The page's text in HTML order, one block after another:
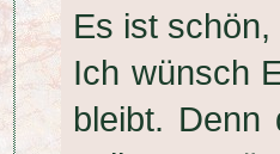
Es ist
Ich wünsch
bleibt. Denn